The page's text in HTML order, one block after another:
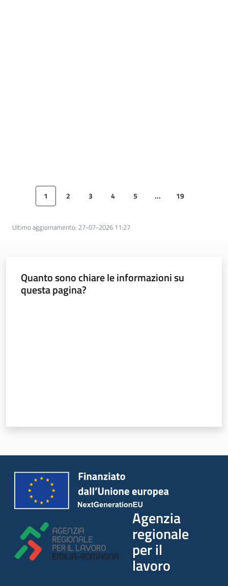
Pagina precedente
Pagina
1 Pagina
2 Pagina
3 Pagina
4 Pagina
5 ...Pagina successiva
Pagina
19
Ultimo aggiornamento: 27-07-2026 11:27
Quanto sono chiare le informazioni su
questa pagina?
Agenzia
regionale
per il
lavoro